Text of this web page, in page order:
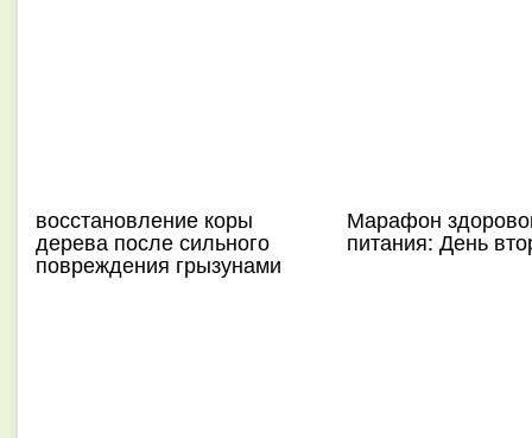
восстановление коры
дерева после сильного
повреждения грызунами
Марафон
питания: День